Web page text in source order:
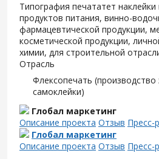
Типография печататет наклейки
продуктов питания, винно-
фармацевтической продукции,
косметической продукции,
химии, для строительной
Отрасль
Флексопечать (производство
самоклейки)
Глобал маркетинг
Описание проекта Отзыв Пресс-
Глобал маркетинг
Описание проекта Отзыв Пресс-